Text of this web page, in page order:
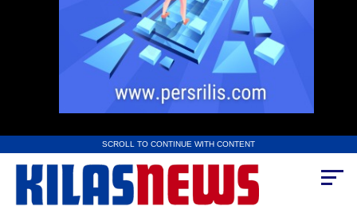
SCROLL TO CONTINUE WITH CONTENT